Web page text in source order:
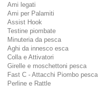
Ami legati
Ami per Palamiti
Assist Hook
Testine piombate
Minuteria da pesca
Aghi da innesco esca
Colla e Attivatori
Girelle e moschettoni pesca
Fast C - Attacchi Piombo pesca
Perline e Rattle